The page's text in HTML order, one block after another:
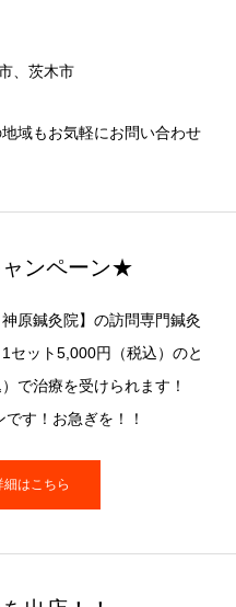
、茨木市
域もお気軽にお問い合わせ
ンペーン★
原鍼灸院】の訪問専門鍼灸
セット5,000円（税込）のと
で治療を受けられます！
す！お急ぎを！！
はこちら